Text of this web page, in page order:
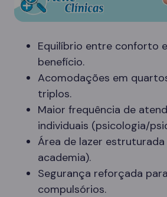
Equilíbrio entre conforto
benefício.
Acomodações em
triplos.
Maior frequência de
individuais (psicologia/
Área de lazer estruturada
academia).
Segurança reforçada
compulsórios.